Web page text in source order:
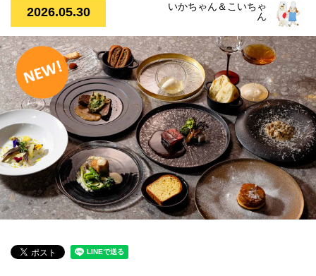
2026.05.30
いかちゃん＆こいちゃ
ん